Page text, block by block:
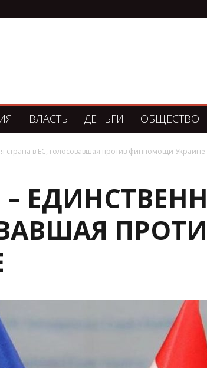
ВЛАСТЬ ДЕНЬГИ ОБЩЕСТВО
страна в ЕС, голосовавшая против финпомощи Украине